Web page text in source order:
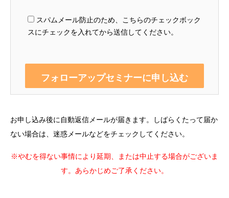
スパムメール防止のため、こちらのチェックボック
スにチェックを入れてから送信してください。
お申し込み後に自動返信メールが届きます。しばらくたって届か
ない場合は、迷惑メールなどをチェックしてください。
※やむを得ない事情により延期、または中止する場合がございま
す。あらかじめご了承ください。